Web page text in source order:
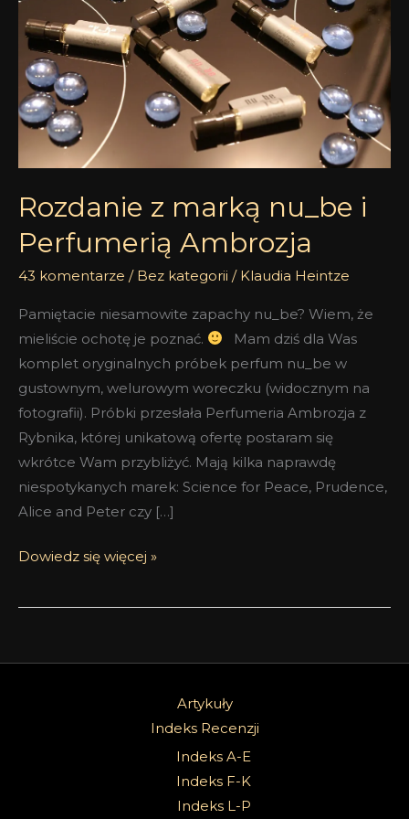
Rozdanie z marką nu_be i
Perfumerią Ambrozja
43 komentarze / Bez kategorii / Klaudia Heintze
Pamiętacie niesamowite zapachy nu_be? Wiem, że
mieliście ochotę je poznać.
Mam dziś dla Was
komplet oryginalnych próbek perfum nu_be w
gustownym, welurowym woreczku (widocznym na
fotografii). Próbki przesłała Perfumeria Ambrozja z
Rybnika, której unikatową ofertę postaram się
wkrótce Wam przybliżyć. Mają kilka naprawdę
niespotykanych marek: Science for Peace, Prudence,
Alice and Peter czy […]
nu_be
Perfumerią
Ambrozja
Dowiedz się więcej »
Artykuły
Indeks Recenzji
Indeks A-E
Indeks F-K
Indeks L-P